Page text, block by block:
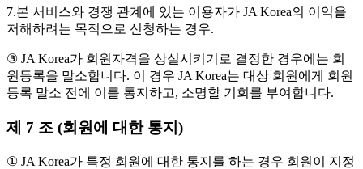
7.본 서비스와 경쟁 관계에 있는 이용자가 JA Korea의 이익을
저해하려는 목적으로 신청하는 경우.
③ JA Korea가 회원자격을 상실시키기로 결정한 경우에는 회
원등록을 말소합니다. 이 경우 JA Korea는 대상 회원에게 회원
등록 말소 전에 이를 통지하고, 소명할 기회를 부여합니다.
제 7 조 (회원에 대한 통지)
① JA Korea가 특정 회원에 대한 통지를 하는 경우 회원이 지정